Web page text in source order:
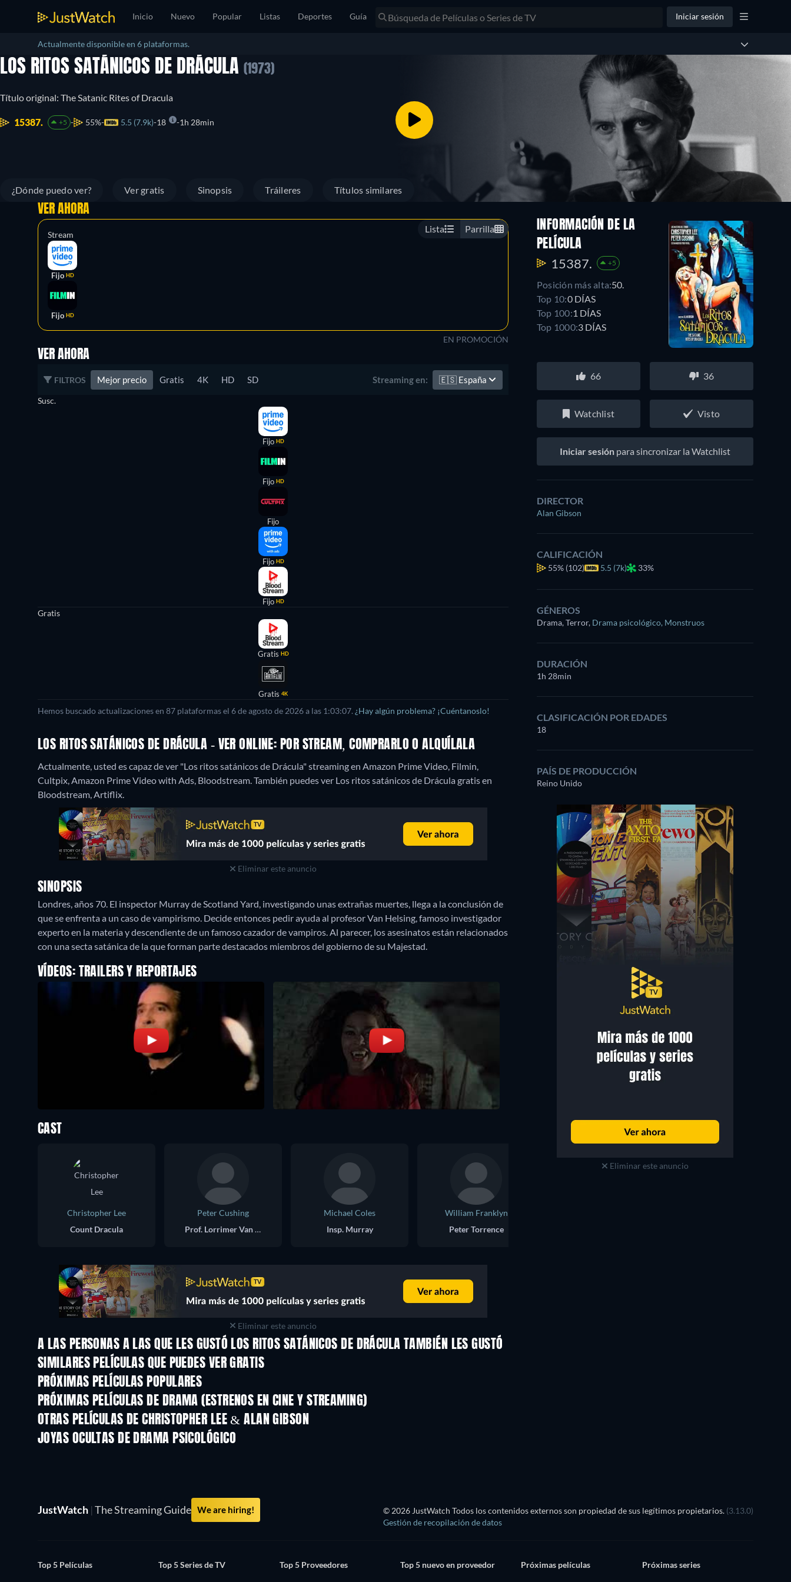
Inicio Nuevo Popular Listas Deportes Guía Iniciar sesión
Actualmente disponible en 6 plataformas.
LOS RITOS SATÁNICOS DE DRÁCULA (1973)
Título original: The Satanic Rites of Dracula
15387. +5 55% 5.5 (7.9k) 18 1h 28min
¿Dónde puedo ver? Ver gratis Sinopsis Tráileres Títulos similares
Lista Parrilla
VER AHORA
Stream
Fijo HD
Fijo HD
EN PROMOCIÓN
VER AHORA
FILTROS Mejor precio Gratis 4K HD SD Streaming en: 🇪🇸 España
Susc.
Fijo HD
Fijo HD
Fijo
Fijo HD
Fijo HD
Gratis
Gratis HD
Gratis 4K
Hemos buscado actualizaciones en 87 plataformas el 6 de agosto de 2026 a las 1:03:07. ¿Hay algún problema? ¡Cuéntanoslo!
LOS RITOS SATÁNICOS DE DRÁCULA - VER ONLINE: POR STREAM, COMPRARLO O ALQUÍLALA
Actualmente, usted es capaz de ver "Los ritos satánicos de Drácula" streaming en Amazon Prime Video, Filmin,
Cultpix, Amazon Prime Video with Ads, Bloodstream.También puedes ver Los ritos satánicos de Drácula gratis en
Bloodstream, Artiflix.
Eliminar este anuncio
SINOPSIS
Londres, años 70. El inspector Murray de Scotland Yard, investigando unas extrañas muertes, llega a la conclusión de
que se enfrenta a un caso de vampirismo. Decide entonces pedir ayuda al profesor Van Helsing, famoso investigador
experto en la materia y descendiente de un famoso cazador de vampiros. Al parecer, los asesinatos están relacionados
con una secta satánica de la que forman parte destacados miembros del gobierno de su Majestad.
VÍDEOS: TRAILERS Y REPORTAJES
INFORMACIÓN DE LA
PELÍCULA
15387. +5
Posición más alta:50.
Top 10:0 DÍAS
Top 100:1 DÍAS
Top 1000:3 DÍAS
66 36
Watchlist Visto
Iniciar sesión para sincronizar la Watchlist
DIRECTOR
Alan Gibson
CALIFICACIÓN
55% (102) 5.5 (7k) 33%
GÉNEROS
Drama, Terror, Drama psicológico, Monstruos
DURACIÓN
1h 28min
CLASIFICACIÓN POR EDADES
18
PAÍS DE PRODUCCIÓN
Reino Unido
Eliminar este anuncio
CAST
Christopher Lee
Count Dracula
Peter Cushing
Prof. Lorrimer Van Helsing
Michael Coles
Insp. Murray
William Franklyn
Peter Torrence
Eliminar este anuncio
A LAS PERSONAS A LAS QUE LES GUSTÓ LOS RITOS SATÁNICOS DE DRÁCULA TAMBIÉN LES GUSTÓ
SIMILARES PELÍCULAS QUE PUEDES VER GRATIS
PRÓXIMAS PELÍCULAS POPULARES
PRÓXIMAS PELÍCULAS DE DRAMA (ESTRENOS EN CINE Y STREAMING)
OTRAS PELÍCULAS DE CHRISTOPHER LEE & ALAN GIBSON
JOYAS OCULTAS DE DRAMA PSICOLÓGICO
JustWatch | The Streaming Guide We are hiring! © 2026 JustWatch Todos los contenidos externos son propiedad de sus legítimos propietarios. (3.13.0)
Gestión de recopilación de datos
Top 5 Películas Top 5 Series de TV Top 5 Proveedores Top 5 nuevo en proveedor Próximas películas Próximas series